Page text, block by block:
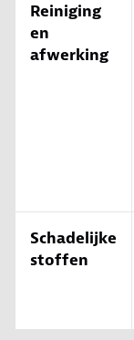
Reiniging
en
afwerking
Schadelijke
stoffen